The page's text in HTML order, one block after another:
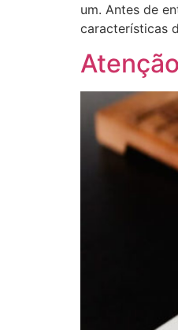
um. Antes de
características